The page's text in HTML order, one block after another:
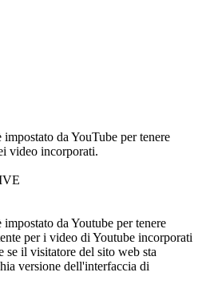
da YouTube per tenere
video incorporati.
da Youtube per tenere
per i video di Youtube incorporati
se il visitatore del sito web sta
versione dell'interfaccia di